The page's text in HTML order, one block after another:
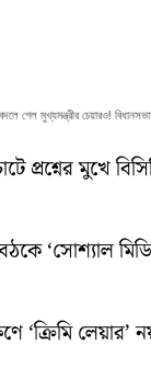
গেল মুখ্যমন্ত্রীর চেয়ারও!
প্রশ্নের মুখে
‘সোশ্যাল
‘ক্রিমি লেয়ার’